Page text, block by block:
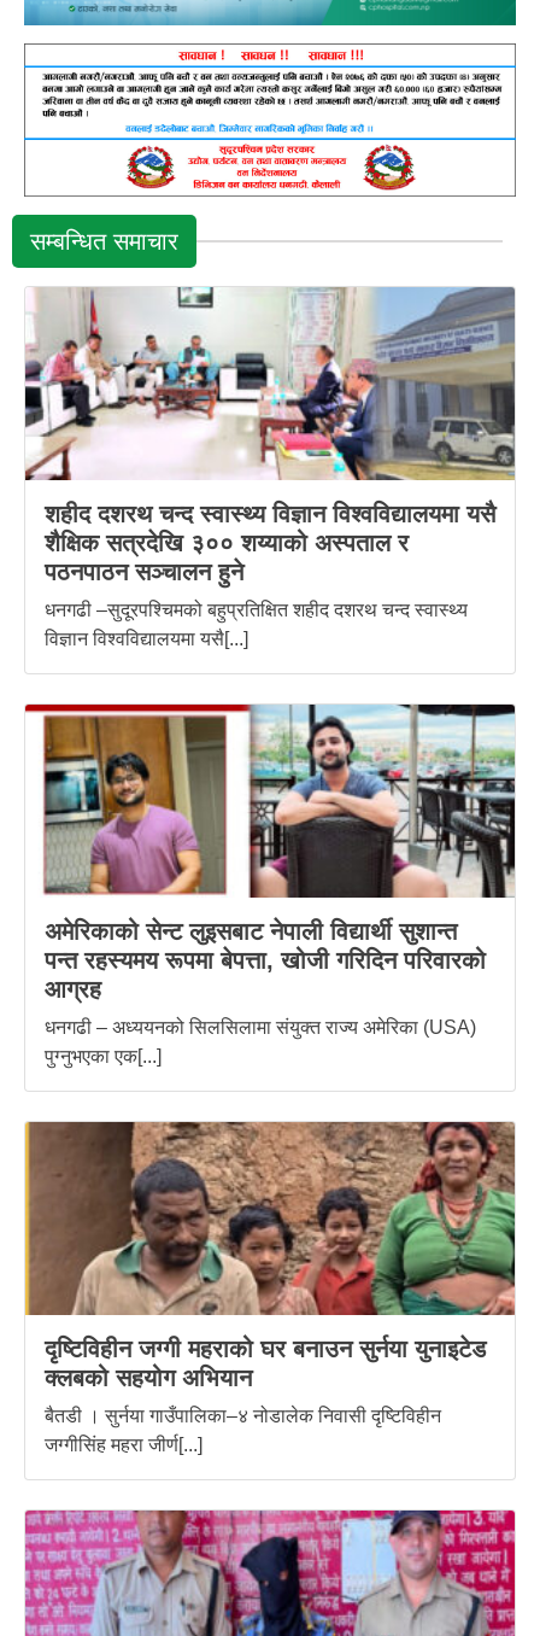
सम्बन्धित समाचार
शहीद दशरथ चन्द स्वास्थ्य विज्ञान विश्वविद्यालयमा यसै
शैक्षिक सत्रदेखि ३०० शय्याको अस्पताल र
पठनपाठन सञ्चालन हुने
धनगढी –सुदूरपश्चिमको बहुप्रतिक्षित शहीद दशरथ चन्द स्वास्थ्य
विज्ञान विश्वविद्यालयमा यसै[...]
अमेरिकाको सेन्ट लुइसबाट नेपाली विद्यार्थी सुशान्त
पन्त रहस्यमय रूपमा बेपत्ता, खोजी गरिदिन परिवारको
आग्रह
धनगढी – अध्ययनको सिलसिलामा संयुक्त राज्य अमेरिका (USA)
पुग्नुभएका एक[...]
दृष्टिविहीन जग्गी महराको घर बनाउन सुर्नया युनाइटेड
क्लबको सहयोग अभियान
बैतडी । सुर्नया गाउँपालिका–४ नोडालेक निवासी दृष्टिविहीन
जग्गीसिंह महरा जीर्ण[...]